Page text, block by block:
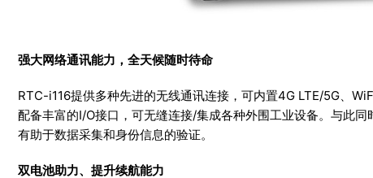
强大网络通讯能力，全天候随时待命
RTC-i116提供多种先进的无线通讯连接，可内置4G LTE/5G、
配备丰富的I/O接口，可无缝连接/集成各种外围工业设备。与此
有助于数据采集和身份信息的验证。
双电池助力、提升续航能力